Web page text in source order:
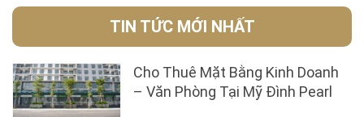
TIN TỨC MỚI NHẤT
Cho Thuê Mặt Bằng Kinh Doanh
– Văn Phòng Tại Mỹ Đình Pearl